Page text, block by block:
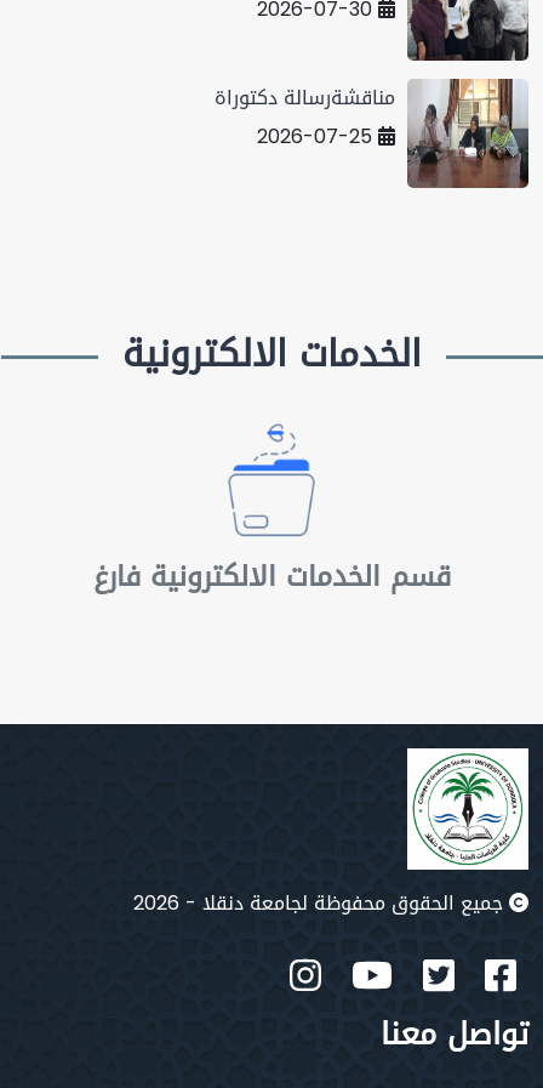
2026-07-30
مناقشةرسالة دكتوراة
2026-07-25
الخدمات الالكترونية
قسم الخدمات الالكترونية فارغ
جميع الحقوق محفوظة لجامعة دنقلا - 2026
تواصل معنا